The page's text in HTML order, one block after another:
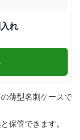
れ
薄型名刺ケースで
保管できます。